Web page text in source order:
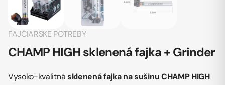
FAJČIARSKE POTREBY
CHAMP HIGH sklenená fajka + Grinder
Vysoko-kvalitnásklenená fajka na sušinuCHAMP HIGH